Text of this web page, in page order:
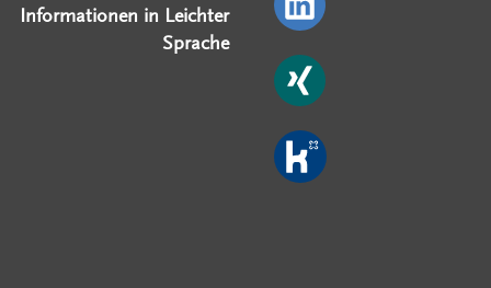
Informationen in Leichter
Sprache